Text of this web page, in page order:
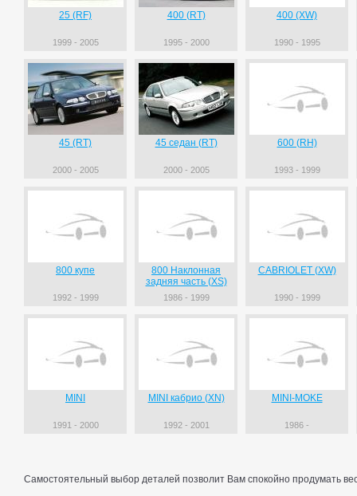
25 (RF)
1999 - 2005
400 (RT)
1995 - 2000
400 (XW)
1990 - 1995
45 (RT)
2000 - 2005
45 седан (RT)
2000 - 2005
600 (RH)
1993 - 1999
800 купе
1992 - 1999
800 Наклонная
задняя часть (XS)
1986 - 1999
CABRIOLET (XW)
1990 - 1999
MINI
1991 - 2000
MINI кабрио (XN)
1992 - 2001
MINI-MOKE
1986 -
Самостоятельный выбор деталей позволит Вам спокойно продумать